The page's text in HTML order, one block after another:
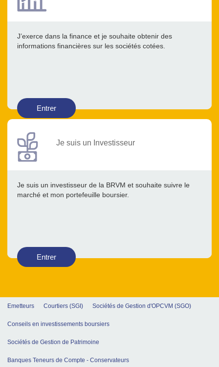
J’exerce dans la finance et je souhaite obtenir des
informations financières sur les sociétés cotées.
Entrer
Je suis un Investisseur
Je suis un investisseur de la BRVM et souhaite suivre le
marché et mon portefeuille boursier.
Entrer
Emetteurs Courtiers (SGI) Sociétés de Gestion d'OPCVM (SGO)
Conseils en investissements boursiers
Sociétés de Gestion de Patrimoine
Banques Teneurs de Compte - Conservateurs